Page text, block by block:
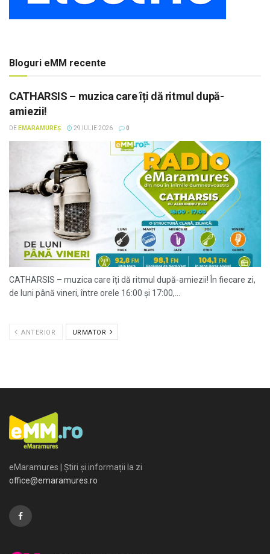
Bloguri eMM recente
CATHARSIS – muzica care îți dă ritmul după-
amiezii!
DE EMARAMUREȘ 29 IULIE 2026 0
CATHARSIS – muzica care îți dă ritmul după-amiezii! În fiecare zi,
de luni până vineri, între orele 16:00 și 17:00,...
ANTERIOR URMATOR
eMaramures | Știri și informații la zi
office@emaramures.ro